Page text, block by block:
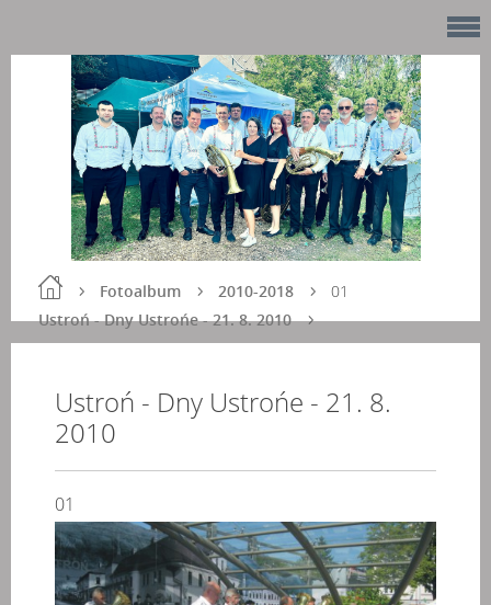
Fotoalbum
2010-2018
Ustroń - Dny Ustrońe - 21. 8. 2010
01
Ustroń - Dny Ustrońe - 21. 8.
2010
01